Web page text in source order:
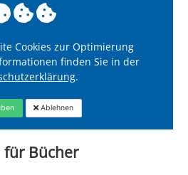
Cookies zur Optimierung
finden Sie in der
.
Ablehnen
für Bücher